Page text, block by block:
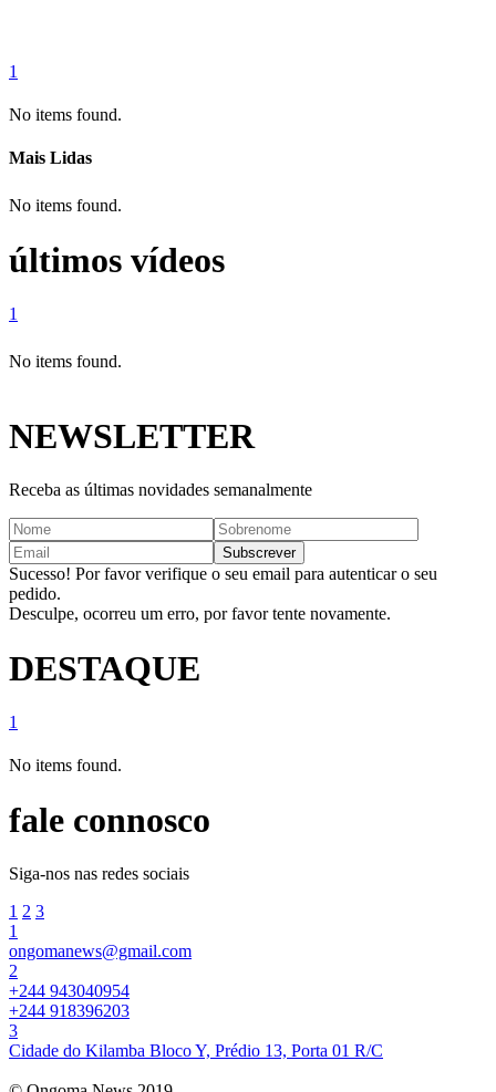
1
No items found.
Mais Lidas
No items found.
últimos vídeos
1
No items found.
NEWSLETTER
Receba as últimas novidades semanalmente
Sucesso! Por favor verifique o seu email para autenticar o seu
pedido.
Desculpe, ocorreu um erro, por favor tente novamente.
DESTAQUE
1
No items found.
fale connosco
Siga-nos nas redes sociais
1 2 3
1
ongomanews@gmail.com
2
+244 943040954
+244 918396203
3
Cidade do Kilamba Bloco Y, Prédio 13, Porta 01 R/C